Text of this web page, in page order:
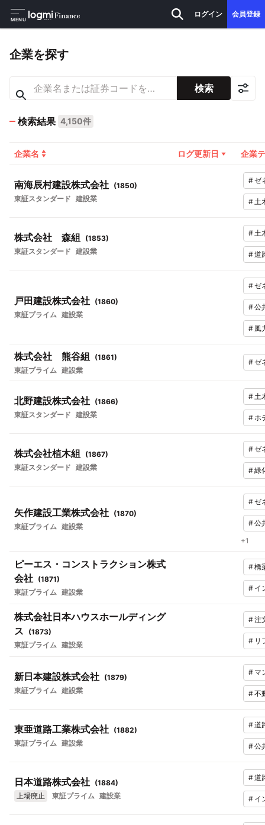
MENU
ログイン 会員登録
企業を探す
検索
検索結果 4,150件
企業名 ログ更新日 企業
南海辰村建設株式会社 (1850)
東証スタンダード 建設業
#ゼ
#土
株式会社 森組 (1853)
東証スタンダード 建設業
#土
#道
戸田建設株式会社 (1860)
東証プライム 建設業
#ゼ
#公
# 風
株式会社 熊谷組 (1861)
東証プライム 建設業
#ゼ
北野建設株式会社 (1866)
東証スタンダード 建設業
#土
#ホ
株式会社植木組 (1867)
東証スタンダード 建設業
#ゼ
#緑
矢作建設工業株式会社 (1870)
東証プライム 建設業
#ゼ
#公
+1
ピーエス・コンストラクション株式
会社 (1871)
東証プライム 建設業
#橋
# イ
株式会社日本ハウスホールディング
ス
(1873)
東証プライム 建設業
#注
# リ
新日本建設株式会社 (1879)
東証プライム 建設業
# マ
#不
東亜道路工業株式会社 (1882)
東証プライム 建設業
#道
#公
日本道路株式会社 (1884)
上場廃止
東証プライム 建設業
#道
# イ